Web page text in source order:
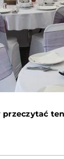
przeczytać